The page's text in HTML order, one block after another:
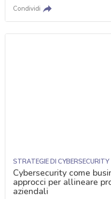
Condividi
STRATEGIE DI CYBERSECURITY
Cybersecurity come
approcci per allineare
aziendali